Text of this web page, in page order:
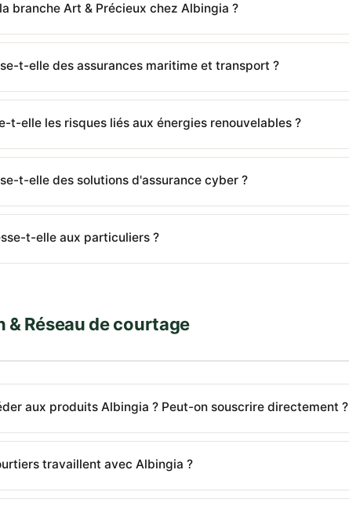
branche Art & Précieux chez Albingia ?
t-elle des assurances maritime et transport ?
t-elle les risques liés aux énergies renouvelables ?
t-elle des solutions d'assurance cyber ?
t-elle aux particuliers ?
& Réseau de courtage
aux produits Albingia ? Peut-on souscrire directement ?
travaillent avec Albingia ?